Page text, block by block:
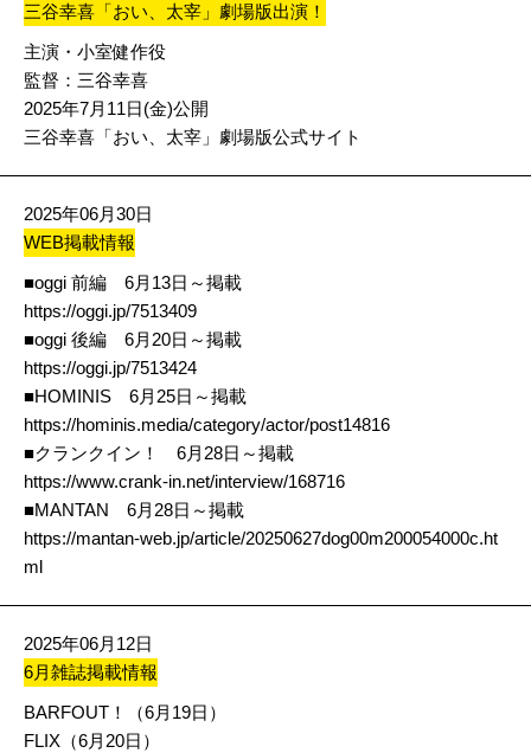
三谷幸喜「おい、太宰」劇場版出演！
主演・小室健作役
監督：三谷幸喜
2025年7月11日(金)公開
三谷幸喜「おい、太宰」劇場版公式サイト
2025年06月30日
WEB掲載情報
■oggi 前編 6月13日～掲載
https://oggi.jp/7513409
■oggi 後編 6月20日～掲載
https://oggi.jp/7513424
■HOMINIS 6月25日～掲載
https://hominis.media/category/actor/post14816
■クランクイン！ 6月28日～掲載
https://www.crank-in.net/interview/168716
■MANTAN 6月28日～掲載
https://mantan-web.jp/article/20250627dog00m200054000c.ht
ml
2025年06月12日
6月雑誌掲載情報
BARFOUT！（6月19日）
FLIX（6月20日）